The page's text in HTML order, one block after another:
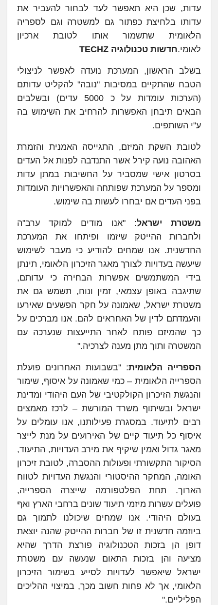
עדות, שכן היא תאפשר לעד לבחור להעביר את
עדותו בלחיצת כפתור גם למשטרה וגם לספריה
הלאומית שתשמור אותו לטובת ארכיון
לאומי.חדשות טכנולוגיה TECHZ
בשלב הראשון, המערכת נועדה לאפשר לניצולי
הטבח שהתקיים במסיבות "נובה" להקליט עדותם
(הערכות עומדות על כ 5000 עדים) ובשלבים
הבאים תיבחן האפשרות להרחיב את השימוש בה
ע"י השותפים.
לטובת השקת המיזם, התגייסה האמנית והזמרת
האהובה נועה קירל אשר התנדבה לפנות אל העדים
בסרטון אישי שמסביר על החשיבות במתן עדות
ומספר על המערכת שפותחה והאפשרויות העומדות
בפני העדים אם יבחרו לעשות בה שימוש.
משטרת ישראל: "אנו מודים למוקד ערב"ה
ולחברות ההייטק שיזמו ופיתחו את המערכת
החדשנית. אנו שמחים להודיע כי מעבר לשימוש
שיעשה בעדויות לצורך מאגר הזיכרון הלאומי, תינתן
בידי המשתמשים אפשרות הבחירה כי עדותם,
שתיגבה באופן עצמאי, זמין ונוח, תשמש גם את
משטרת ישראל, שאמונה על חקר הפשעים שאירעו
והעמדתם לדין של האחראים להם. אנו מברכים על
כך שהמיזם פותח לאחר התייעצות שנערכה עם
המשטרה ותוך מתן מענה לצרכיה."
הספרייה הלאומית: "בשבועות האחרונים פועלת
הספרייה הלאומית – כמי שאמונה על איסוף, שימור
והנגשת הזיכרון הקולקטיבי של העם היהודי ומדינת
ישראל ובשיתוף משרד המורשת – לרכז מאמצים
רבים לתיעוד. במסגרת פעילותנו, אנו עומלים על
איסוף כל תיעוד קיים של האירועים על מנת לייצר
מאגר גדול ואמין שיקיף את מירב העדויות, התיעוד,
הסיקור התקשורתי ופעולות ההסברה, לטובת זיכרון
האומה, המחקר ההיסטורי והנגשת העדויות לטווח
הארוך. תחת הפלטפורמה שייצרה הספרייה,
פועלים עשרות מיזמי תיעוד שונים ברחבי הארץ ואף
בעולם היהודי. אנו שמחים שיכולנו לתמוך גם
ביוזמה חדשנית זו של חברות ההייטק שהנה יוצאת
דופן הן בזכות הטכנולוגיה פורצת הדרך שהיא
מציעה והן בזכות התאום שנעשה עם משטרת
ישראל שיאפשר לעדויות לסייע בשימור הזיכרון
הלאומי, אך לא פחות חשוב מכך, במיצוי ההליכים
הפליליים."